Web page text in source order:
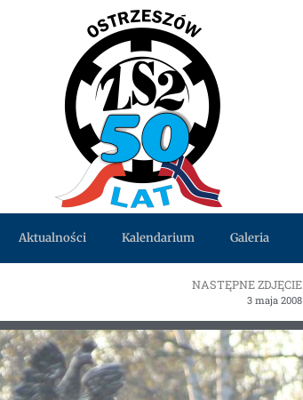
Aktualności Kalendarium Galeria
NASTĘPNE ZDJĘCIE
3 maja 2008